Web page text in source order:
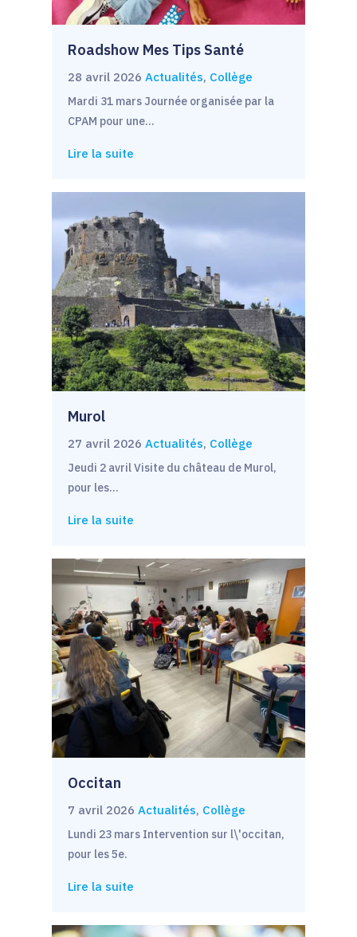
Roadshow Mes Tips Santé
28 avril 2026 Actualités, Collège
Mardi 31 mars Journée organisée par la
CPAM pour une…
Lire la suite
Murol
27 avril 2026 Actualités, Collège
Jeudi 2 avril Visite du château de Murol,
pour les…
Lire la suite
Occitan
7 avril 2026 Actualités, Collège
Lundi 23 mars Intervention sur l\'occitan,
pour les 5e.
Lire la suite